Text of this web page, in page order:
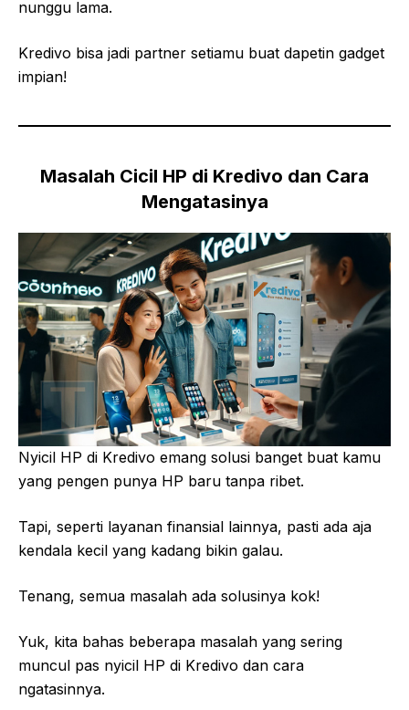
nunggu lama.
Kredivo bisa jadi partner setiamu buat dapetin gadget
impian!
Masalah Cicil HP di Kredivo dan Cara
Mengatasinya
Nyicil HP di Kredivo emang solusi banget buat kamu
yang pengen punya HP baru tanpa ribet.
Tapi, seperti layanan finansial lainnya, pasti ada aja
kendala kecil yang kadang bikin galau.
Tenang, semua masalah ada solusinya kok!
Yuk, kita bahas beberapa masalah yang sering
muncul pas nyicil HP di Kredivo dan cara
ngatasinnya.